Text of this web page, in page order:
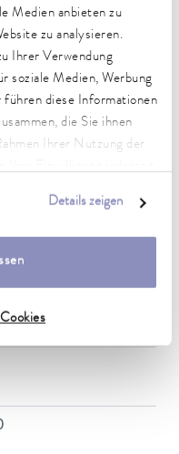
Medien anbieten zu
zu analysieren.
Ihrer Verwendung
soziale Medien, Werbung
diese Informationen
die Sie ihnen
Ihrer Nutzung der
Details zeigen